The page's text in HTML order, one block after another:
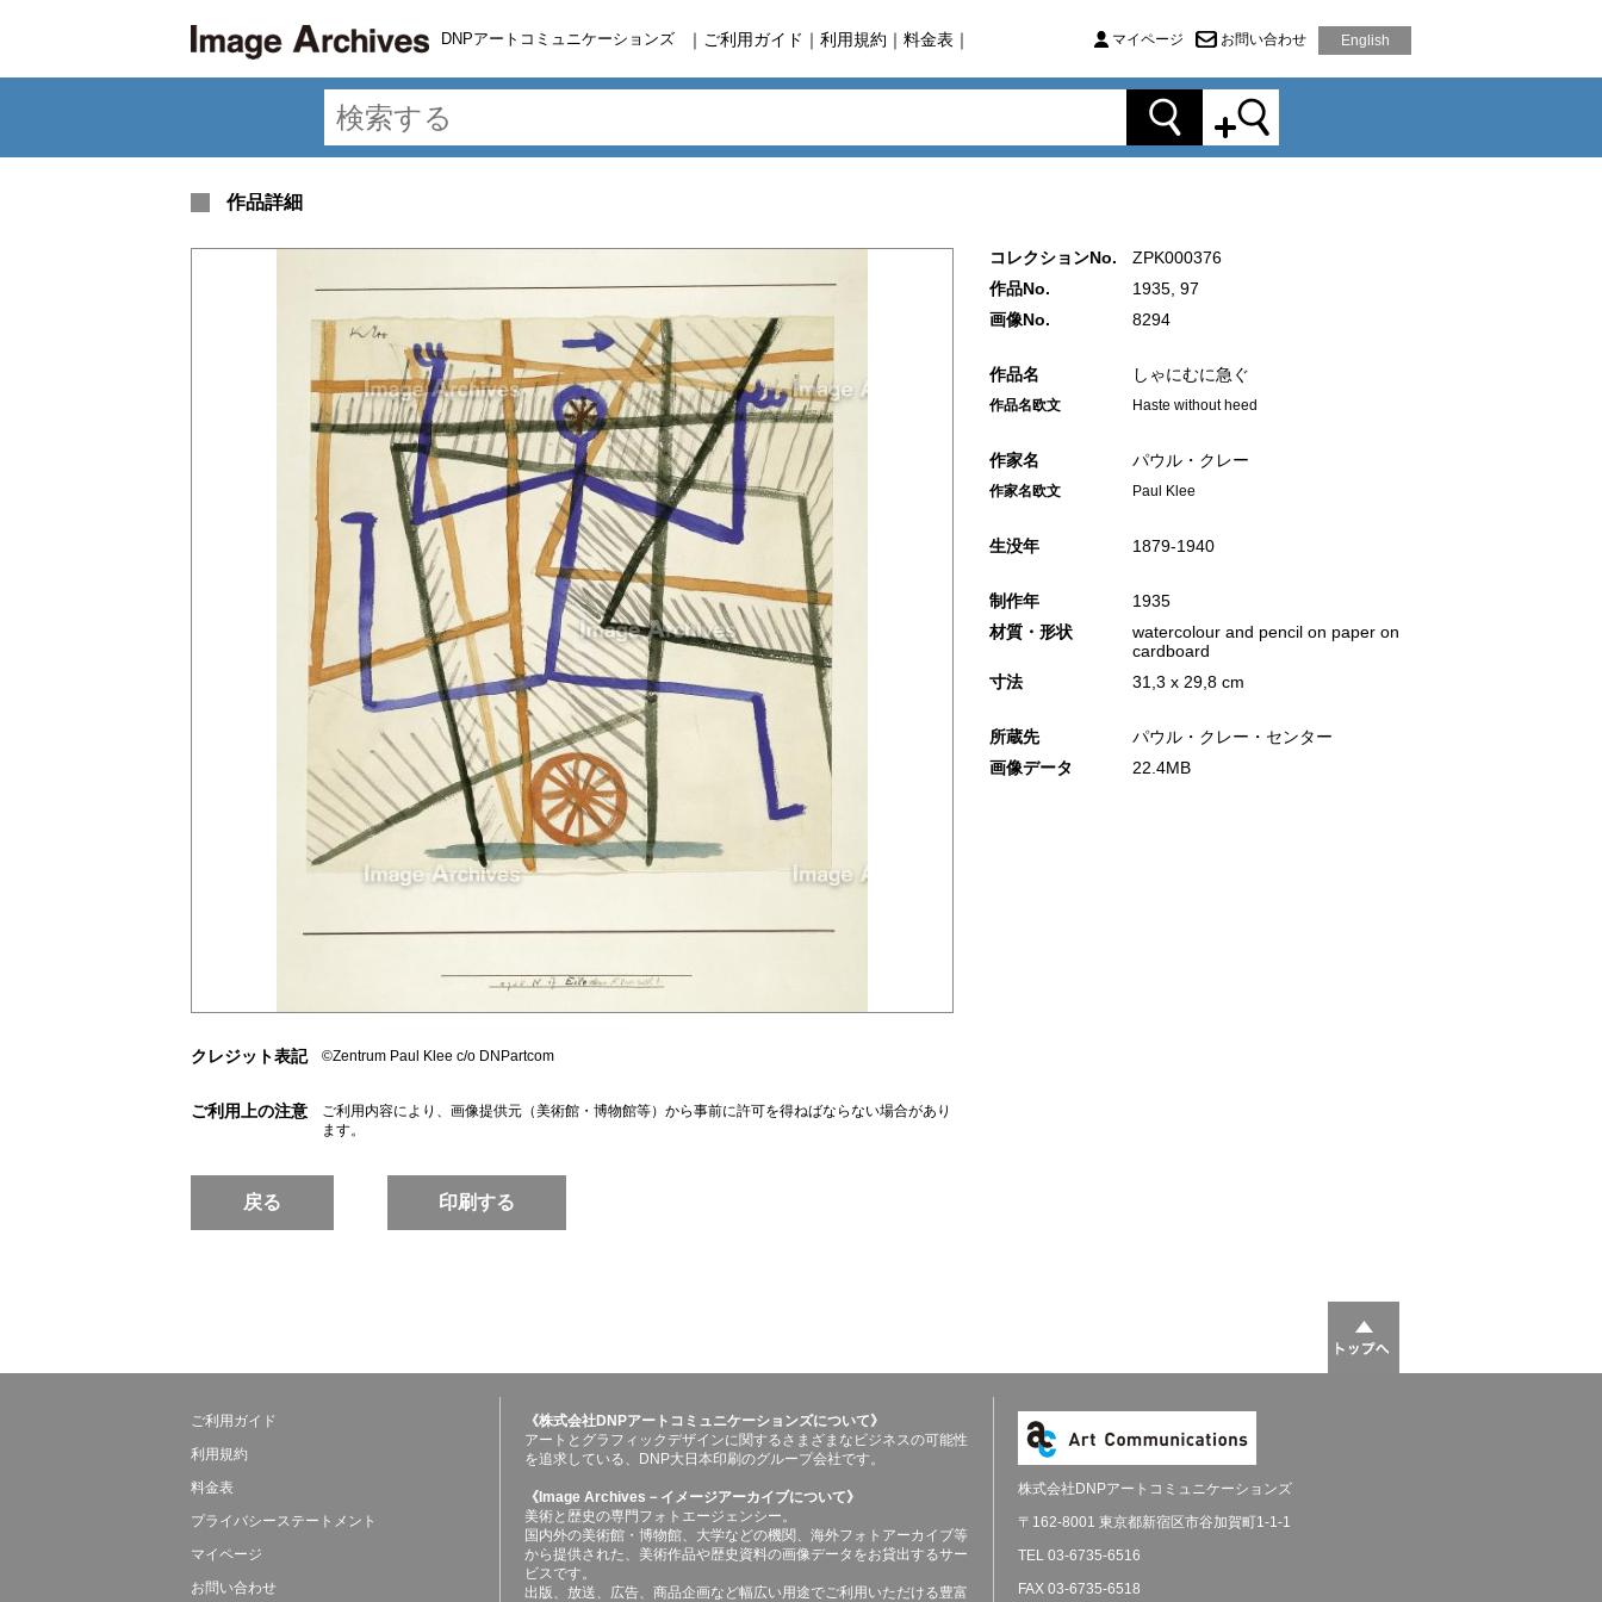
DNPアートコミュニケーションズ ｜ ご利用ガイド ｜ 利用規約 ｜ 料金表 ｜ マイページ お問い合わせ English
作品詳細
クレジット表記 ©Zentrum Paul Klee c/o DNPartcom
ご利用上の注意
ご利用内容により、画像提供元（美術館・博物館等）から事前に許可を得ねばならない場合があり
ます。
戻る 印刷する
コレクションNo.
ZPK000376
作品No.
1935, 97
画像No.
8294
作品名 しゃにむに急ぐ
作品名欧文 Haste without heed
作家名 パウル・クレー
作家名欧文 Paul Klee
生没年 1879‐1940
制作年
1935
材質・形状
watercolour and pencil on paper on
cardboard
寸法
31,3 x 29,8 cm
所蔵先
パウル・クレー・センター
画像データ
22.4MB
ご利用ガイド
利用規約
料金表
プライバシーステートメント
マイページ
お問い合わせ
《株式会社DNPアートコミュニケーションズについて》
アートとグラフィックデザインに関するさまざまなビジネスの可能性
を追求している、DNP大日本印刷のグループ会社です。
《Image Archives－イメージアーカイブについて》
美術と歴史の専門フォトエージェンシー。
国内外の美術館・博物館、大学などの機関、海外フォトアーカイブ等
から提供された、美術作品や歴史資料の画像データをお貸出するサー
ビスです。
出版、放送、広告、商品企画など幅広い用途でご利用いただける豊富
株式会社DNPアートコミュニケーションズ
〒162-8001 東京都新宿区市谷加賀町1-1-1
TEL 03-6735-6516
FAX 03-6735-6518